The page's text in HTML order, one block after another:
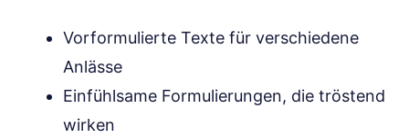
Vorformulierte Texte für verschiedene
Anlässe
Einfühlsame Formulierungen, die tröstend
wirken